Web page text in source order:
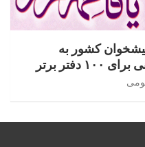
کشور به
برتر